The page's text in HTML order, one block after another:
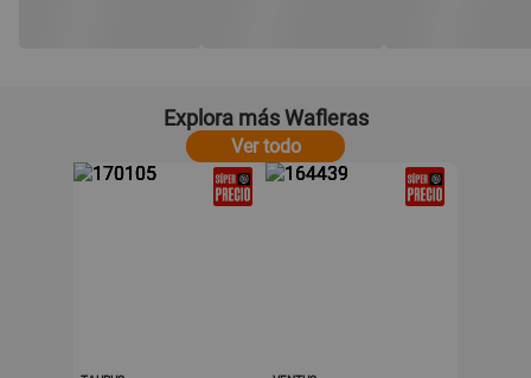
Explora más Wafleras
Ver todo